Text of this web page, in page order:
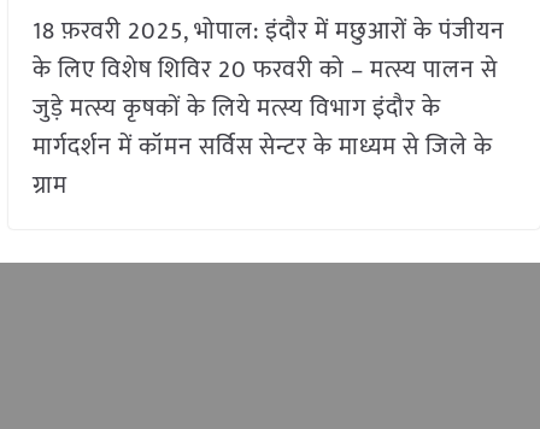
18 फ़रवरी 2025, भोपाल: इंदौर में मछुआरों के पंजीयन
के लिए विशेष शिविर 20 फरवरी को – मत्स्य पालन से
जुड़े मत्स्य कृषकों के लिये मत्स्य विभाग इंदौर के
मार्गदर्शन में कॉमन सर्विस सेन्टर के माध्यम से जिले के
ग्राम